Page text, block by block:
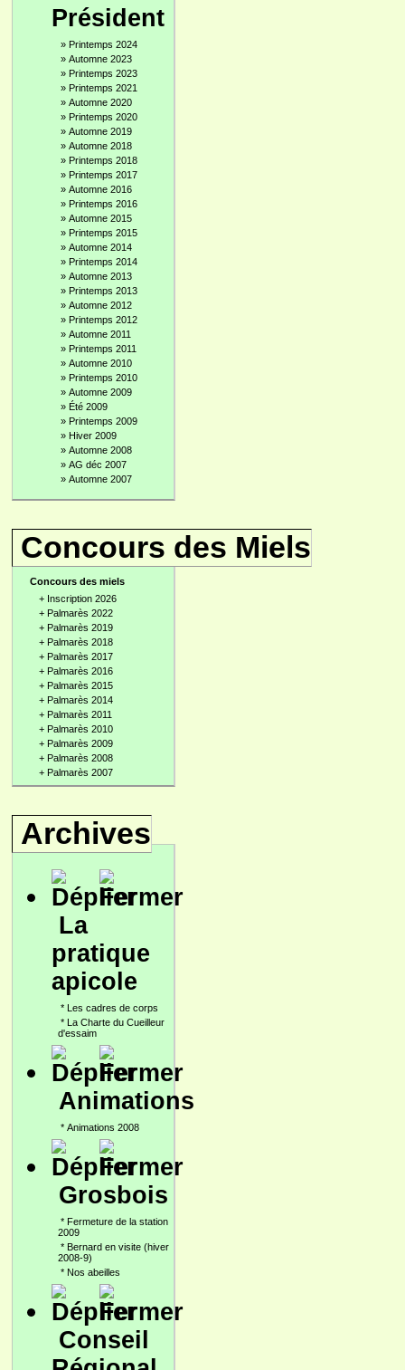
Président
» Printemps 2024
» Automne 2023
» Printemps 2023
» Printemps 2021
» Automne 2020
» Printemps 2020
» Automne 2019
» Automne 2018
» Printemps 2018
» Printemps 2017
» Automne 2016
» Printemps 2016
» Automne 2015
» Printemps 2015
» Automne 2014
» Printemps 2014
» Automne 2013
» Printemps 2013
» Automne 2012
» Printemps 2012
» Automne 2011
» Printemps 2011
» Automne 2010
» Printemps 2010
» Automne 2009
» Été 2009
» Printemps 2009
» Hiver 2009
» Automne 2008
» AG déc 2007
» Automne 2007
Concours des Miels
Concours des miels
+ Inscription 2026
+ Palmarès 2022
+ Palmarès 2019
+ Palmarès 2018
+ Palmarès 2017
+ Palmarès 2016
+ Palmarès 2015
+ Palmarès 2014
+ Palmarès 2011
+ Palmarès 2010
+ Palmarès 2009
+ Palmarès 2008
+ Palmarès 2007
Archives
La
pratique
apicole
* Les cadres de corps
* La Charte du Cueilleur
d'essaim
Animations
* Animations 2008
Grosbois
* Fermeture de la station
2009
* Bernard en visite (hiver
2008-9)
* Nos abeilles
Conseil